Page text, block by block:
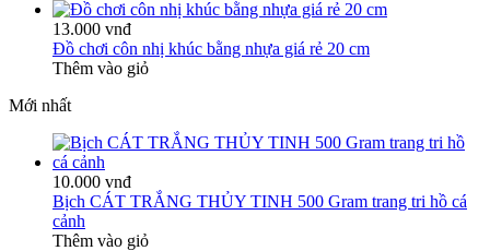
13.000 vnđ
Đồ chơi côn nhị khúc bằng nhựa giá rẻ 20 cm
Thêm vào giỏ
Mới nhất
10.000 vnđ
Bịch CÁT TRẮNG THỦY TINH 500 Gram trang tri hồ cá
cảnh
Thêm vào giỏ